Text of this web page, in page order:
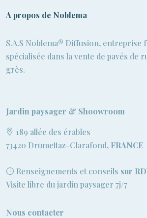
A propos de Noblema
S.A.S Noblema® Diffusion, entreprise
spécialisée dans la vente de pavés de
grès.
Jardin paysager & Shoowroom
189 allée des érables
73420 Drumettaz-Clarafond, FRANCE
Renseignements et conseils sur
Visite libre du jardin paysager 7j/7
Nous contacter